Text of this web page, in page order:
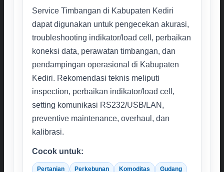
Service Timbangan di Kabupaten Kediri
dapat digunakan untuk pengecekan akurasi,
troubleshooting indikator/load cell, perbaikan
koneksi data, perawatan timbangan, dan
pendampingan operasional di Kabupaten
Kediri. Rekomendasi teknis meliputi
inspection, perbaikan indikator/load cell,
setting komunikasi RS232/USB/LAN,
preventive maintenance, overhaul, dan
kalibrasi.
Cocok untuk:
Pertanian Perkebunan Komoditas Gudang